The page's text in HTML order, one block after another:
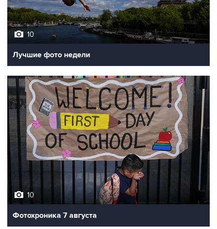
10
Лучшие фото недели
10
Фотохроника 7 августа